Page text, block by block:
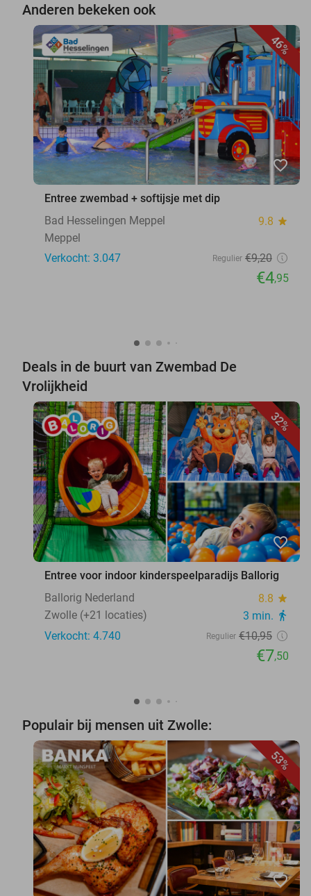
Anderen bekeken ook
46%
favorite_border
Entree zwembad + softijsje met dip
Bad Hesselingen Meppel
9.8 star
Meppel
Verkocht: 3.047
Regulier €9,20
€4,95
Deals in de buurt van Zwembad De
Vrolijkheid
32%
favorite_border
Entree voor indoor kinderspeelparadijs Ballorig
Ballorig Nederland
8.8 star
Zwolle (+21 locaties) 3 min. directions_walk
Verkocht: 4.740 Regulier €10,95
€7,50
Populair bij mensen uit Zwolle:
53%
favorite_border